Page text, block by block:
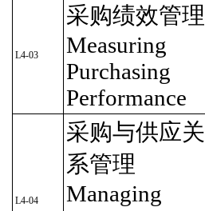
L4-03
采购绩效管理
Measuring
Purchasing
Performance
L4-04
采购与供应关
系管理
Managing